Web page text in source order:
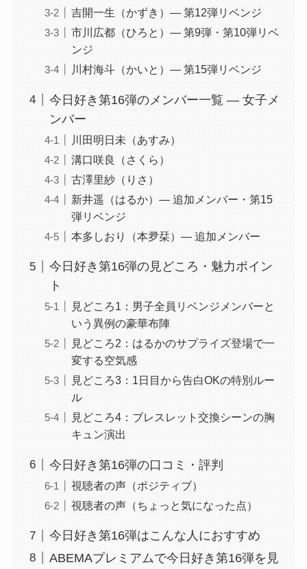
吉開一生（かずき）― 第12弾リベンジ
市川広都（ひろと）― 第9弾・第10弾リベ
ンジ
川村海斗（かいと）― 第15弾リベンジ
今日好き第16弾のメンバー一覧 ― 女子メ
ンバー
川田明日未（あすみ）
溝口咲良（さくら）
古澤里紗（りさ）
新井遥（はるか）― 追加メンバー・第15
弾リベンジ
本多しおり（本夛栞）― 追加メンバー
今日好き第16弾の見どころ・魅力ポイン
ト
見どころ1：男子全員リベンジメンバーと
いう異例の豪華布陣
見どころ2：はるかのサプライズ登場で一
変する空気感
見どころ3：1日目から告白OKの特別ルー
ル
見どころ4：ブレスレット交換シーンの胸
キュン演出
今日好き第16弾の口コミ・評判
視聴者の声（ポジティブ）
視聴者の声（ちょっと気になった点）
今日好き第16弾はこんな人におすすめ
ABEMAプレミアムで今日好き第16弾を見